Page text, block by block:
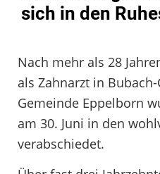
sich in den
Nach mehr als 28
als Zahnarzt in
Gemeinde Eppelborn
am 30. Juni in den
verabschiedet.